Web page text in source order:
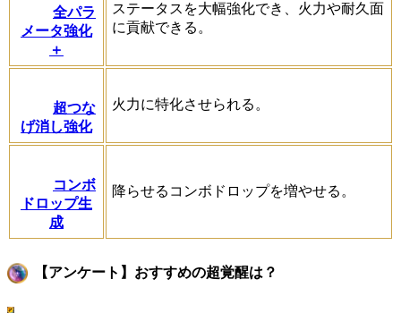
全パラ
メータ強化
＋
ステータスを大幅強化でき、火力や耐久面
に貢献できる。
超つな
げ消し強化
火力に特化させられる。
コンボ
ドロップ生
成
降らせるコンボドロップを増やせる。
【アンケート】おすすめの超覚醒は？